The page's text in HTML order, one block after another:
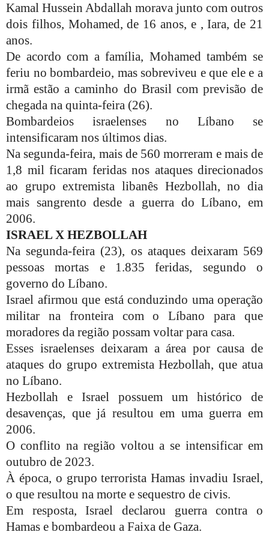
Kamal Hussein Abdallah morava junto com outros
dois filhos, Mohamed, de 16 anos, e , Iara, de 21
anos.
De acordo com a família, Mohamed também se
feriu no bombardeio, mas sobreviveu e que ele e a
irmã estão a caminho do Brasil com previsão de
chegada na quinta-feira (26).
Bombardeios israelenses no Líbano se
intensificaram nos últimos dias.
Na segunda-feira, mais de 560 morreram e mais de
1,8 mil ficaram feridas nos ataques direcionados
ao grupo extremista libanês Hezbollah, no dia
mais sangrento desde a guerra do Líbano, em
2006.
ISRAEL X HEZBOLLAH
Na segunda-feira (23), os ataques deixaram 569
pessoas mortas e 1.835 feridas, segundo o
governo do Líbano.
Israel afirmou que está conduzindo uma operação
militar na fronteira com o Líbano para que
moradores da região possam voltar para casa.
Esses israelenses deixaram a área por causa de
ataques do grupo extremista Hezbollah, que atua
no Líbano.
Hezbollah e Israel possuem um histórico de
desavenças, que já resultou em uma guerra em
2006.
O conflito na região voltou a se intensificar em
outubro de 2023.
À época, o grupo terrorista Hamas invadiu Israel,
o que resultou na morte e sequestro de civis.
Em resposta, Israel declarou guerra contra o
Hamas e bombardeou a Faixa de Gaza.